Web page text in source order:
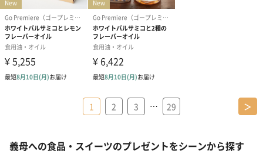
1 2 3 … 29 ＞
義母への食品・スイーツのプレゼントをシーンから探す